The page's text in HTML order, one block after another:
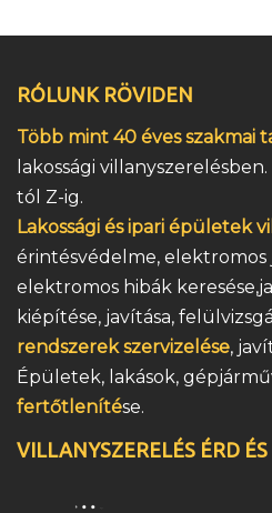
RÓLUNK RÖVIDEN
Több mint 40 éves szakmai
lakossági
tól Z-ig.
Lakossági és ipari épületek
érintésvédelme, elektromos
elektromos hibák
kiépítése, javítása,
rendszerek szervizelése,
Épületek, lakások,
fertőtlenítése.
VILLANYSZERELÉS ÉRD